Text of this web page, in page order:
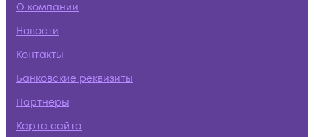
О компании
Новости
Контакты
Банковские реквизиты
Партнеры
Карта сайта